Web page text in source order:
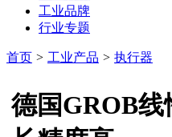
工业品牌
行业专题
首页 > 工业产品 > 执行器
德国GROB